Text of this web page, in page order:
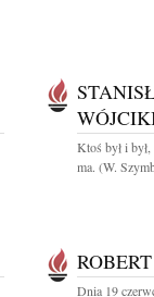
Ktoś był i
ma. (W.
Dnia 19